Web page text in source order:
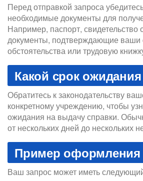
Перед отправкой запроса
необходимые документы для
Например, паспорт, свидетельство
документы, подтверждающие
обстоятельства или трудовую
Какой срок ожидания
Обратитесь к законодательству
конкретному учреждению, чтобы
ожидания на выдачу справки.
от нескольких дней до нескольких
Пример оформления
Ваш запрос может иметь